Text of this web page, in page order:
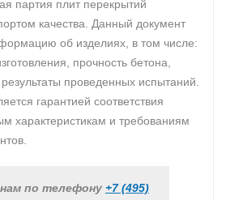
партия плит перекрытий
качества. Данный документ
об изделиях, в том числе:
прочность бетона,
проведенных испытаний.
гарантией соответствия
характеристикам и требованиям
по телефону +7 (495)